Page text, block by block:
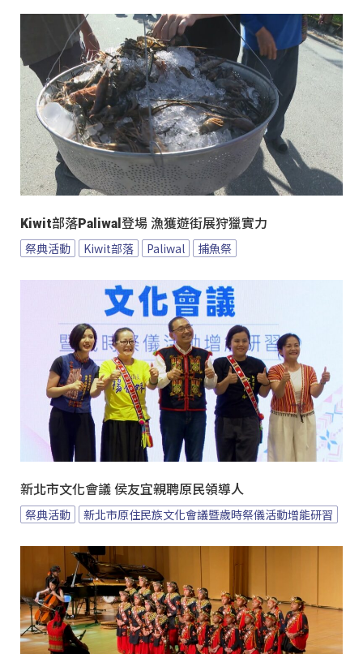
Kiwit部落Paliwal登場 漁獲遊街展狩獵實力
祭典活動 Kiwit部落 Paliwal 捕魚祭
新北市文化會議 侯友宜親聘原民領導人
祭典活動 新北市原住民族文化會議暨歲時祭儀活動增能研習